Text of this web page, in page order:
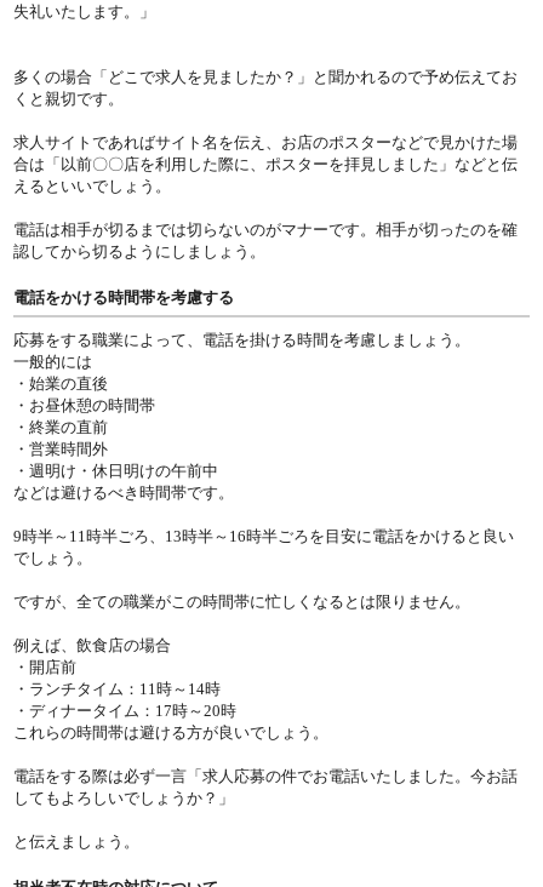
失礼いたします。」
多くの場合「どこで求人を見ましたか？」と聞かれるので予め伝えてお
くと親切です。
求人サイトであればサイト名を伝え、お店のポスターなどで見かけた場
合は「以前〇〇店を利用した際に、ポスターを拝見しました」などと伝
えるといいでしょう。
電話は相手が切るまでは切らないのがマナーです。相手が切ったのを確
認してから切るようにしましょう。
電話をかける時間帯を考慮する
応募をする職業によって、電話を掛ける時間を考慮しましょう。
一般的には
・始業の直後
・お昼休憩の時間帯
・終業の直前
・営業時間外
・週明け・休日明けの午前中
などは避けるべき時間帯です。
9時半～11時半ごろ、13時半～16時半ごろを目安に電話をかけると良い
でしょう。
ですが、全ての職業がこの時間帯に忙しくなるとは限りません。
例えば、飲食店の場合
・開店前
・ランチタイム：11時～14時
・ディナータイム：17時～20時
これらの時間帯は避ける方が良いでしょう。
電話をする際は必ず一言「求人応募の件でお電話いたしました。今お話
してもよろしいでしょうか？」
と伝えましょう。